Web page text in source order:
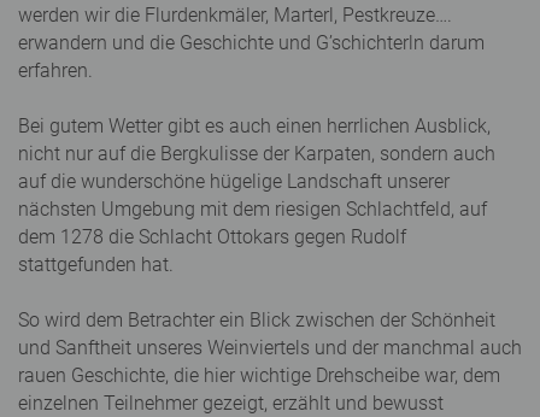
werden wir die Flurdenkmäler, Marterl, Pestkreuze….
erwandern und die Geschichte und G’schichterln darum
erfahren.
Bei gutem Wetter gibt es auch einen herrlichen Ausblick,
nicht nur auf die Bergkulisse der Karpaten, sondern auch
auf die wunderschöne hügelige Landschaft unserer
nächsten Umgebung mit dem riesigen Schlachtfeld, auf
dem 1278 die Schlacht Ottokars gegen Rudolf
stattgefunden hat.
So wird dem Betrachter ein Blick zwischen der Schönheit
und Sanftheit unseres Weinviertels und der manchmal auch
rauen Geschichte, die hier wichtige Drehscheibe war, dem
einzelnen Teilnehmer gezeigt, erzählt und bewusst